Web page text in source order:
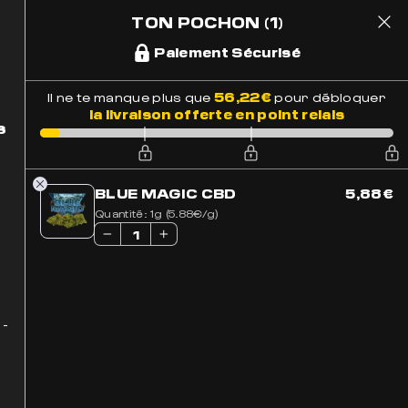
TON POCHON (1)
Paiement Sécurisé
Il ne te manque plus que56,22€pour débloquer
la livraison offerte en point relais
BLUE MAGIC CBD
Quantité: 1g (5.88€/g)
5,88€
-